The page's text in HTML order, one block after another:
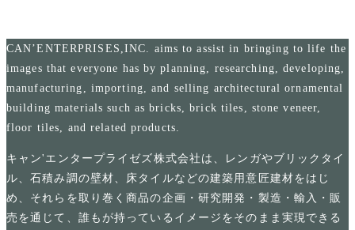
CAN’ENTERPRISES,INC. aims to assist in bringing to life the
images that everyone has by planning, researching, developing,
manufacturing, importing, and selling architectural ornamental
building materials such as bricks, brick tiles, stone veneer,
floor tiles, and related products.
キャン'エンタープライゼズ株式会社は、レンガやブリックタイ
ル、石積み調の壁材、床タイルなどの建築用意匠建材をはじ
め、それらを取り巻く商品の企画・研究開発・製造・輸入・販
売を通じて、誰もが持っているイメージをそのまま実現できる